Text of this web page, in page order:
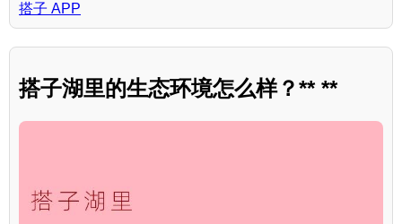
搭子 APP
搭子湖里的生态环境怎么样？** **